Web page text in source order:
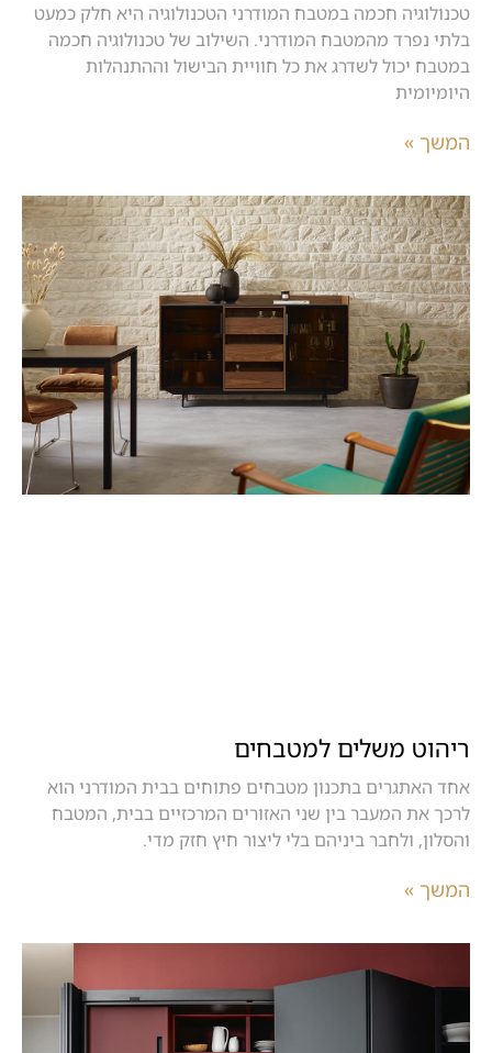
טכנולוגיה חכמה במטבח המודרני הטכנולוגיה היא חלק כמעט
בלתי נפרד מהמטבח המודרני. השילוב של טכנולוגיה חכמה
במטבח יכול לשדרג את כל חוויית הבישול וההתנהלות
היומיומית
המשך »
ריהוט משלים למטבחים
אחד האתגרים בתכנון מטבחים פתוחים בבית המודרני הוא
לרכך את המעבר בין שני האזורים המרכזיים בבית, המטבח
והסלון, ולחבר ביניהם בלי ליצור חיץ חזק מדי.
המשך »